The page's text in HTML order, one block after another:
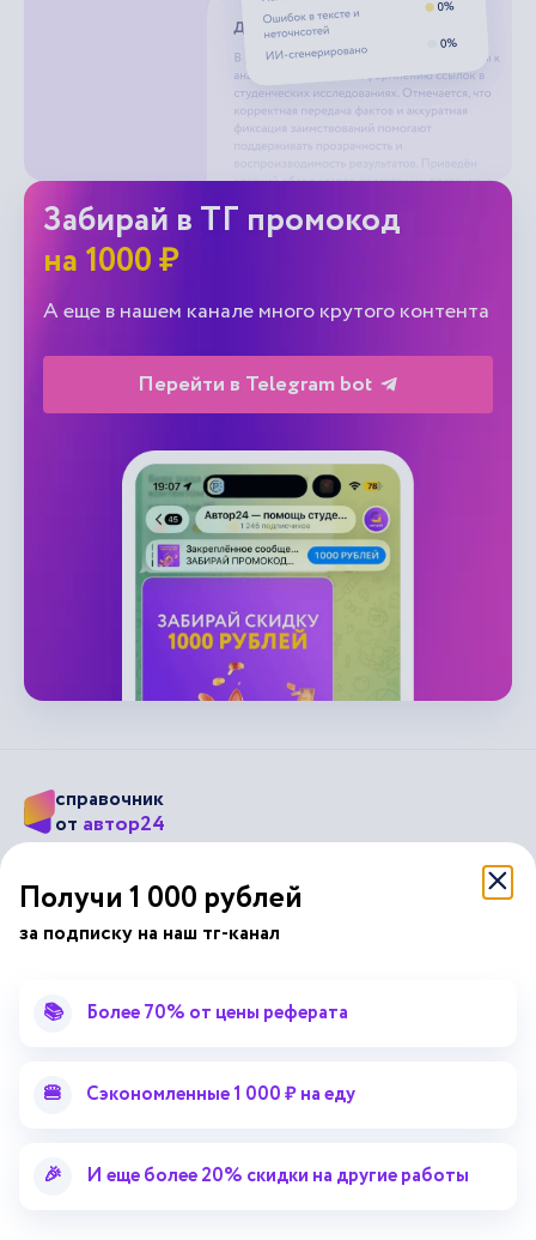
Забирай в ТГ промокод
на 1000 ₽
А еще в нашем канале много крутого контента
Перейти в Telegram bot
справочник
от автор24
Подписывайся на наши соц. сети
Лекторий
Справочник терминов
Последние статьи
Для правообладателей
Получи 1 000 рублей
за подписку на наш тг-канал
📚 Более 70% от цены реферата
🍔 Сэкономленные 1 000 ₽ на еду
🎉 И еще более 20% скидки на другие работы